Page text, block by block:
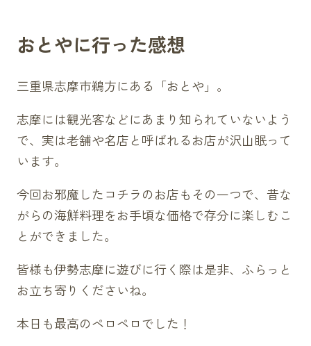
おとやに行った感想
三重県志摩市鵜方にある「おとや」。
志摩には観光客などにあまり知られていないよう
で、実は老舗や名店と呼ばれるお店が沢山眠って
います。
今回お邪魔したコチラのお店もその一つで、昔な
がらの海鮮料理をお手頃な価格で存分に楽しむこ
とができました。
皆様も伊勢志摩に遊びに行く際は是非、ふらっと
お立ち寄りくださいね。
本日も最高のペロペロでした！